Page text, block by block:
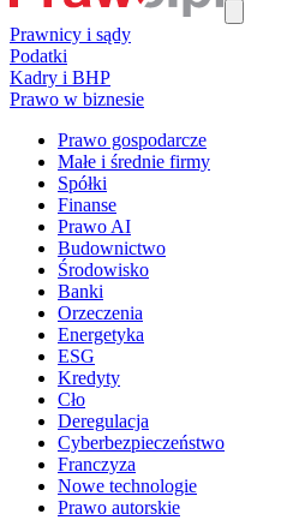
Prawnicy i sądy
Podatki
Kadry i BHP
Prawo w biznesie
Prawo gospodarcze
Małe i średnie firmy
Spółki
Finanse
Prawo AI
Budownictwo
Środowisko
Banki
Orzeczenia
Energetyka
ESG
Kredyty
Cło
Deregulacja
Cyberbezpieczeństwo
Franczyza
Nowe technologie
Prawo autorskie